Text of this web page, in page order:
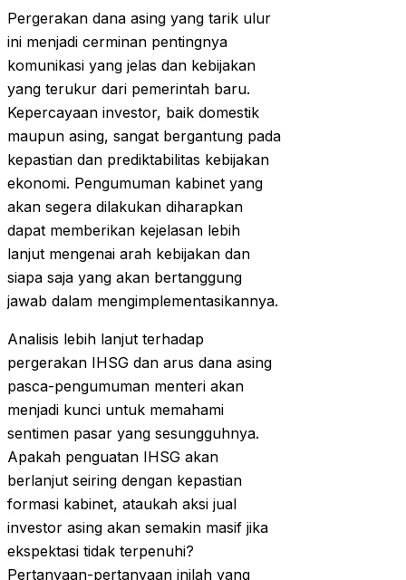
Pergerakan dana asing yang tarik ulur
ini menjadi cerminan pentingnya
komunikasi yang jelas dan kebijakan
yang terukur dari pemerintah baru.
Kepercayaan investor, baik domestik
maupun asing, sangat bergantung pada
kepastian dan prediktabilitas kebijakan
ekonomi. Pengumuman kabinet yang
akan segera dilakukan diharapkan
dapat memberikan kejelasan lebih
lanjut mengenai arah kebijakan dan
siapa saja yang akan bertanggung
jawab dalam mengimplementasikannya.
Analisis lebih lanjut terhadap
pergerakan IHSG dan arus dana asing
pasca-pengumuman menteri akan
menjadi kunci untuk memahami
sentimen pasar yang sesungguhnya.
Apakah penguatan IHSG akan
berlanjut seiring dengan kepastian
formasi kabinet, ataukah aksi jual
investor asing akan semakin masif jika
ekspektasi tidak terpenuhi?
Pertanyaan-pertanyaan inilah yang